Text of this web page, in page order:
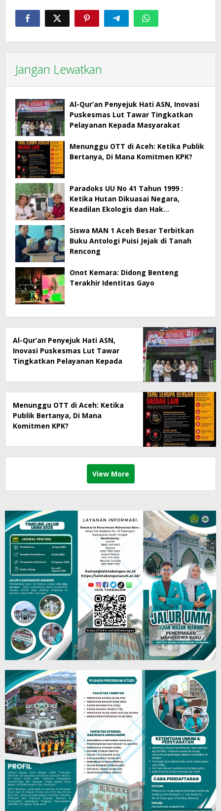
Jangan Lewatkan
Al-Qur’an Penyejuk Hati ASN, Inovasi
Puskesmas Lut Tawar Tingkatkan
Pelayanan Kepada Masyarakat
Menunggu OTT di Aceh: Ketika Publik
Bertanya, Di Mana Komitmen KPK?
Paradoks UU No 41 Tahun 1999 :
Ketika Hutan Dikuasai Negara,
Keadilan Ekologis dan Hak
Siswa MAN 1 Aceh Besar Terbitkan
Buku Antologi Puisi Jejak di Tanah
Rencong
Onot Kemara: Didong Benteng
Terakhir Identitas Gayo
Al-Qur’an Penyejuk Hati ASN,
Inovasi Puskesmas Lut Tawar
Tingkatkan Pelayanan Kepada
Menunggu OTT di Aceh: Ketika
Publik Bertanya, Di Mana
Komitmen KPK?
View More